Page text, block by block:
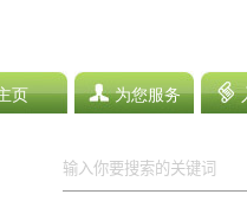
页 为您服务